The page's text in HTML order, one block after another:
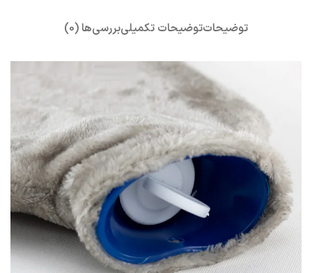
توضیحاتتوضیحات تکمیلیبررسی‌ها (0)